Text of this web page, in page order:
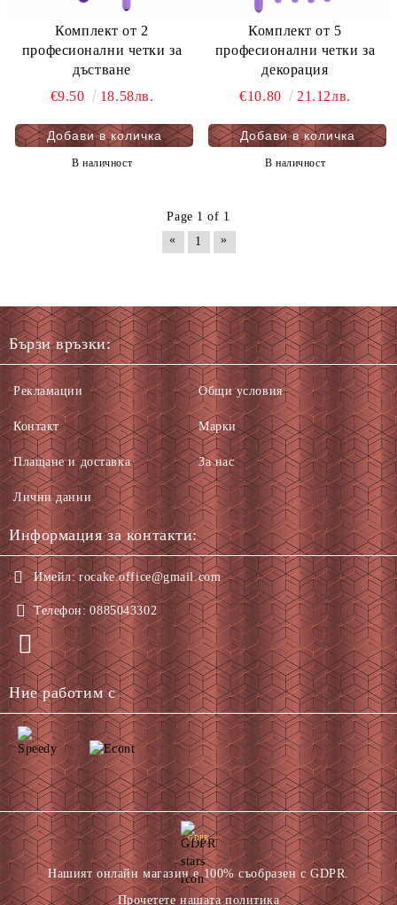
Комплект от 2
професионални четки за
дъстване
€9.50
18.58лв.
В наличност
Комплект от 5
професионални четки за
декорация
€10.80
21.12лв.
В наличност
Page 1 of 1
«
1 »
Бързи връзки:
Рекламации
Контакт
Плащане и доставка
Лични данни
Общи условия
Марки
За нас
Информация за контакти:
Имейл: rocake.office@gmail.com
Телефон: 0885043302
Ние работим с
GDPR
Нашият онлайн магазин е 100% съобразен с GDPR.
Прочетете нашата политика